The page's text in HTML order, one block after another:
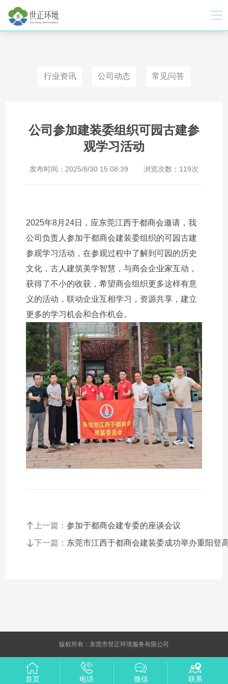
行业资讯 公司动态 常见问答
公司参加建装委组织可园古建参
观学习活动
发布时间： 2025/8/30 15:08:39 浏览次数： 119次
2025年8月24日，应东莞江西于都商会邀请，我
公司负责人参加于都商会建装委组织的可园古建
参观学习活动，在参观过程中了解到可园的历史
文化，古人建筑美学智慧，与商会企业家互动，
获得了不小的收获，希望商会组织更多这样有意
义的活动，联动企业互相学习，资源共享，建立
更多的学习机会和合作机会。
上一篇：参加于都商会建专委的座谈会议
下一篇： 东莞市江西于都商会建装委成功举办重阳登
首页 电话 微信 联系
版权所有：东莞市世正环境服务有限公司